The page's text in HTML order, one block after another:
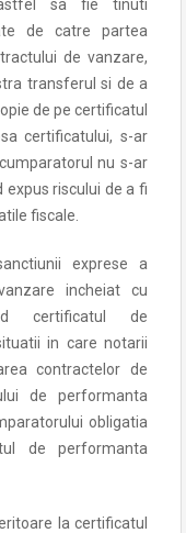
astfel sa fie tinuti
de catre partea
de vanzare,
transferul si de a
de pe certificatul
certificatului, s-ar
nu s-ar
riscului de a fi
fiscale.
exprese a
incheiat cu
certificatul de
in care notarii
contractelor de
de performanta
obligatia
de performanta
la certificatul